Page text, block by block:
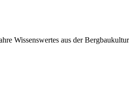
Wissenswertes aus der